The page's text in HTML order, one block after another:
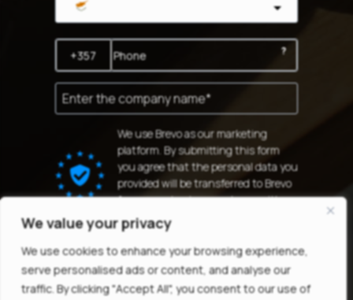
We value your privacy
We use cookies to enhance your browsing experience,
serve personalised ads or content, and analyse our
traffic. By clicking "Accept All", you consent to our use of
?
We use Brevo as our marketing
platform. By submitting this form
you agree that the personal data you
provided will be transferred to Brevo
for processing in accordance with
Brevo's Privacy Policy.